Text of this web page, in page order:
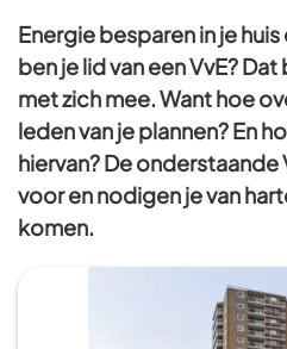
Energie besparen in je
ben je lid van een VvE?
met zich mee. Want hoe
leden van je plannen? En
hiervan? De onderstaande
voor en nodigen je van
komen.